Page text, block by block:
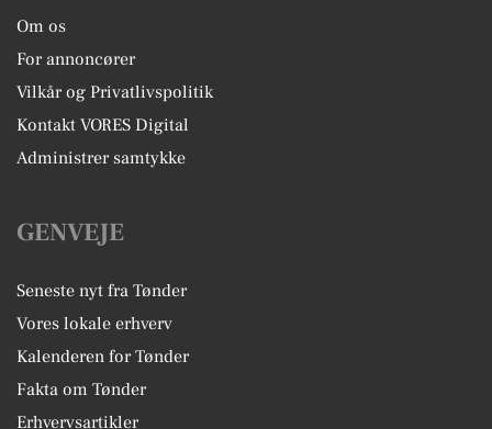
Om os
For annoncører
Vilkår og Privatlivspolitik
Kontakt VORES Digital
Administrer samtykke
GENVEJE
Seneste nyt fra Tønder
Vores lokale erhverv
Kalenderen for Tønder
Fakta om Tønder
Erhvervsartikler